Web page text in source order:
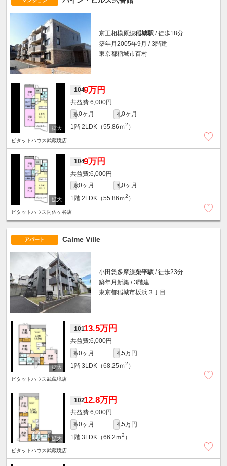
京王相模原線稲城駅 / 徒歩18分
築年月2005年9月 / 3階建
東京都稲城市百村
1049万円
6,000円
敷0ヶ月 礼0ヶ月
1階 2LDK（55.86ｍ2 ）
ピタットハウス武蔵境店
1049万円
6,000円
敷0ヶ月 礼0ヶ月
1階 2LDK（55.86ｍ2 ）
ピタットハウス阿佐ヶ谷店
アパート Calme Ville
小田急多摩線栗平駅 / 徒歩23分
築年月新築 / 3階建
東京都稲城市坂浜３丁目
10113.5万円
6,000円
敷0ヶ月 礼5万円
1階 3LDK（68.25ｍ2 ）
ピタットハウス武蔵境店
10212.8万円
6,000円
敷0ヶ月 礼5万円
1階 3LDK（66.2ｍ2 ）
ピタットハウス武蔵境店